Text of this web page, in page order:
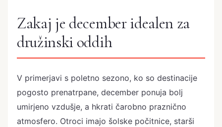
Zakaj je december idealen za
družinski oddih
V primerjavi s poletno sezono, ko so destinacije
pogosto prenatrpane, december ponuja bolj
umirjeno vzdušje, a hkrati čarobno praznično
atmosfero. Otroci imajo šolske počitnice, starši